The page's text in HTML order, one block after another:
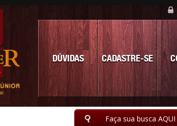
CADASTRE-SE
DÚVIDAS
Faça sua busca AQUI